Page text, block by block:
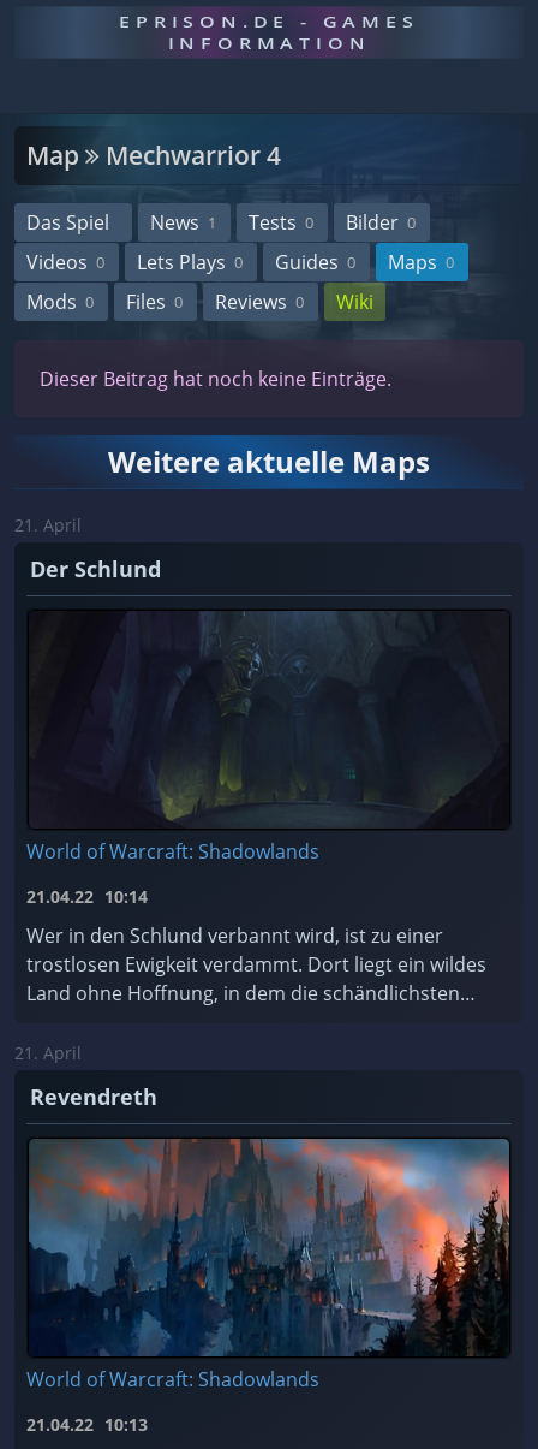
EPRISON.DE - GAMES
INFORMATION
Map Mechwarrior 4
Das Spiel News 1 Tests 0 Bilder 0
Videos 0 Lets Plays 0 Guides 0 Maps 0
Mods 0 Files 0 Reviews 0 Wiki
Dieser Beitrag hat noch keine Einträge.
Weitere aktuelle Maps
21. April
Der Schlund
World of Warcraft: Shadowlands
21.04.22 10:14
Wer in den Schlund verbannt wird, ist zu einer
trostlosen Ewigkeit verdammt. Dort liegt ein wildes
Land ohne Hoffnung, in dem die schändlichsten
Soll ...
21. April
Revendreth
World of Warcraft: Shadowlands
21.04.22 10:13